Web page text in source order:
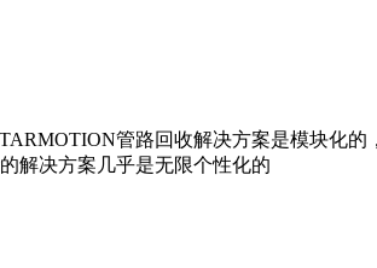
管路回收解决方案是模块化
解决方案几乎是无限个性化的